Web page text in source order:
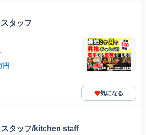
タッフ
円
気になる
スタッフ/kitchen staff